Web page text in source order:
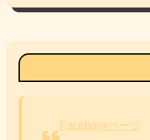
Facebookページ